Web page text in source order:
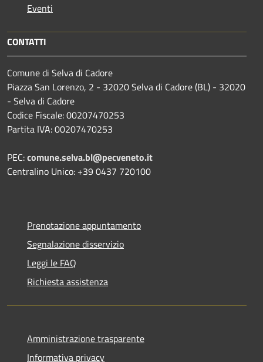
Eventi
CONTATTI
Comune di Selva di Cadore
Piazza San Lorenzo, 2 - 32020 Selva di Cadore (BL) - 32020
- Selva di Cadore
Codice Fiscale: 00207470253
Partita IVA: 00207470253
PEC:comune.selva.bl@pecveneto.it
Centralino Unico: +39 0437 720100
Prenotazione appuntamento
Segnalazione disservizio
Leggi le FAQ
Richiesta assistenza
Amministrazione trasparente
Informativa privacy